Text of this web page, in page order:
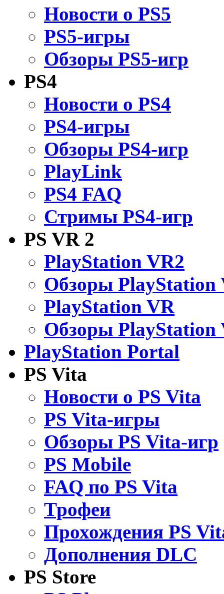
Новости о PS5
PS5-игры
Обзоры PS5-игр
PS4
Новости о PS4
PS4-игры
Обзоры PS4-игр
PlayLink
PS4 FAQ
Стримы PS4-игр
PS VR 2
PlayStation VR2
Обзоры PlayStation
PlayStation VR
Обзоры PlayStation
PlayStation Portal
PS Vita
Новости о PS Vita
PS Vita-игры
Обзоры PS Vita-игр
PS Mobile
FAQ по PS Vita
Трофеи
Прохождения PS
Дополнения DLC
PS Store